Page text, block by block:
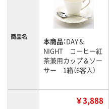
商品名 本商品：DAY＆
NIGHT コーヒー紅
茶兼用カップ＆ソー
サー 1箱（6客入）
￥3,888